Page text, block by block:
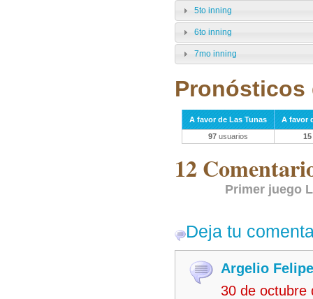
5to inning
6to inning
7mo inning
Pronósticos
A favor de Las Tunas
A favor
97 usuarios 15
12
Primer juego
Deja tu
Argelio
30 de octubre